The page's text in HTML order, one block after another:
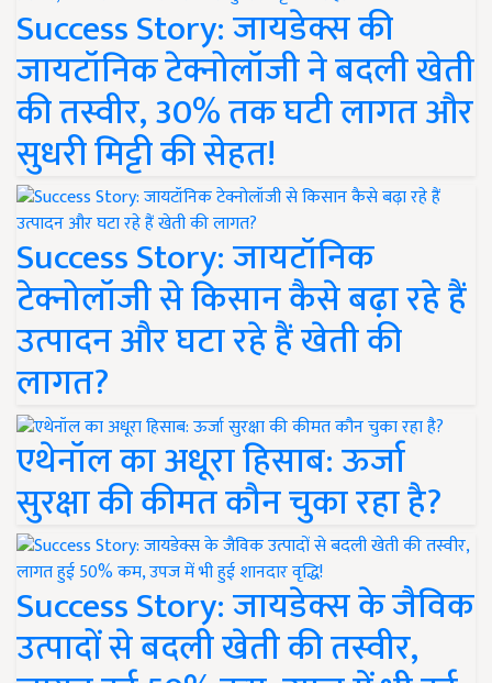
Success Story: जायडेक्स की
जायटॉनिक टेक्नोलॉजी ने बदली खेती
की तस्वीर, 30% तक घटी लागत और
सुधरी मिट्टी की सेहत!
Success Story: जायटॉनिक
टेक्नोलॉजी से किसान कैसे बढ़ा रहे हैं
उत्पादन और घटा रहे हैं खेती की
लागत?
एथेनॉल का अधूरा हिसाब: ऊर्जा
सुरक्षा की कीमत कौन चुका रहा है?
Success Story: जायडेक्स के जैविक
उत्पादों से बदली खेती की तस्वीर,